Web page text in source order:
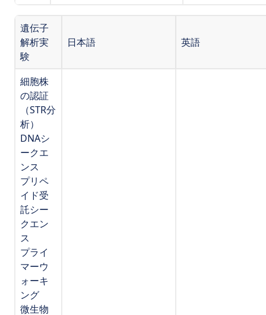
遺伝子
解析実
験
日本語 英語
細胞株
の認証
（STR分
析）
DNAシ
ークエ
ンス
プリペ
イド受
託シー
クエン
ス
プライ
マーウ
ォーキ
ング
微生物